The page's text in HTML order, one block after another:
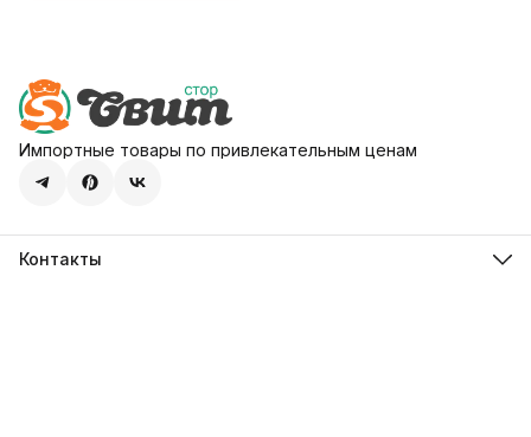
Импортные товары по привлекательным ценам
Контакты